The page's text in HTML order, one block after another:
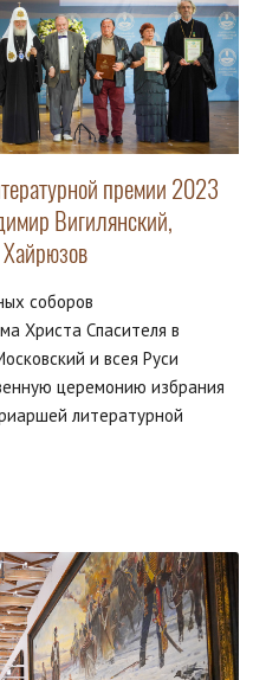
премии 2023
Вигилянский,
соборов
Христа Спасителя в
и всея Руси
церемонию избрания
литературной